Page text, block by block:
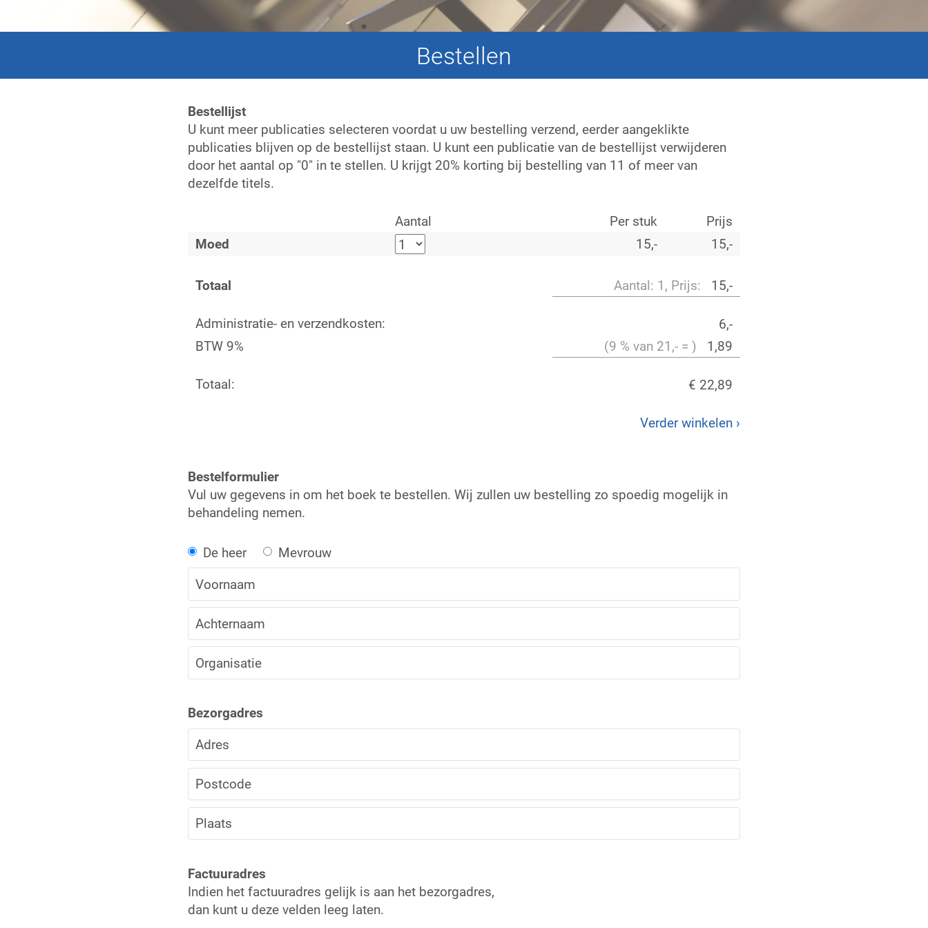
Bestellen
Bestellijst
U kunt meer publicaties selecteren voordat u uw bestelling verzend, eerder aangeklikte
publicaties blijven op de bestellijst staan. U kunt een publicatie van de bestellijst verwijderen
door het aantal op "0" in te stellen. U krijgt 20% korting bij bestelling van 11 of meer van
dezelfde titels.
Aantal Per stuk
Prijs
Moed
15,- 15,-
Totaal Aantal: 1, Prijs: 15,-
Administratie- en verzendkosten:
6,-
BTW 9%
(9 % van 21,- = ) 1,89
Totaal: € 22,89
Verder winkelen ›
Bestelformulier
Vul uw gegevens in om het boek te bestellen. Wij zullen uw bestelling zo spoedig mogelijk in
behandeling nemen.
De heer
Mevrouw
Voornaam
Achternaam
Organisatie
Bezorgadres
Adres
Postcode
Plaats
Factuuradres
Indien het factuuradres gelijk is aan het bezorgadres,
dan kunt u deze velden leeg laten.